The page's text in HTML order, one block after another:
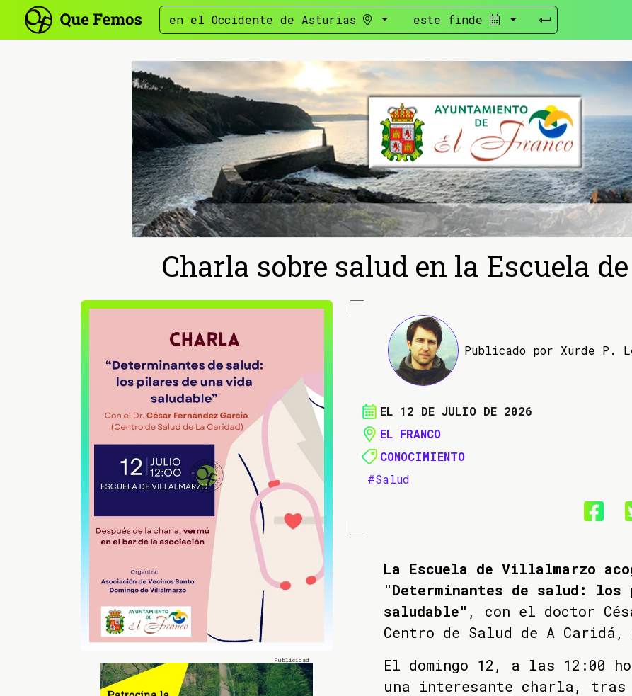
en el Occidente de Asturias este finde
Charla sobre salud en la Escuela
Publicado por Xurde P.
EL 12 DE JULIO DE 2026
EL FRANCO
CONOCIMIENTO
#Salud
La Escuela de Villalmarzo
"Determinantes de salud:
saludable" , con el doctor
Centro de Salud de A Caridá,
El domingo 12, a las 12:00
una interesante charla, tras